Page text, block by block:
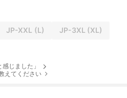
JP-XXL (L) JP-3XL (XL)
じました」
えてください